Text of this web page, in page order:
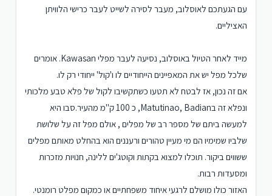
עם הגעתכם לאוסלוב, מעבר לסירה לשייט לעבר כרישי הלוויתן
האציליים.
מייד לאחר הטיול באוסלוב, נסיעה לעבר מפלי Kawasan. אומרים
שלכל מפל יש את המאפיינים הייחודיים לו ו'קול' ייחודי רק לו.
אם זה נכון, אז לבטח לא תטעו כשתקשיבו לקול של פלא טבע מלכותי
ונפלא זה בMatutinao, Badian, כ 100 ק"מ מהעיר.סבו היא
למעשה ביתם של מספר רב של מפלים , אולם מפל זה על שלושת
שלביו שמימיו הם מי מעיין טהורים ורעננים הוא בהחלט מאותם מפלים
ששווים ביקור. תוכלו למצוא בקתות וקוטג'ים ללינה, חנויות מזכרות
ומסעדות רבות.
האזור כולו מושלם לרגעי איחוד משפחתיים או כמקום מפלט רומנטי.